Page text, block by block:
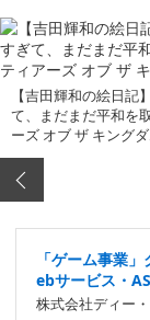
【吉田輝和の絵日
て、まだまだ平和を
ーズ オブ ザ キング
「ゲーム事業
ebサービス・
株式会社ディー